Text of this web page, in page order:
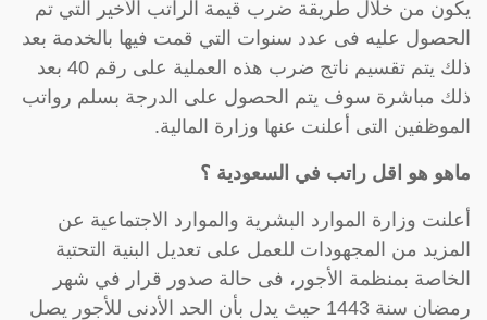
يكون من خلال طريقة ضرب قيمة الراتب الأخير التي تم
الحصول عليه فى عدد سنوات التي قمت فيها بالخدمة بعد
ذلك يتم تقسيم ناتج ضرب هذه العملية على رقم 40 بعد
ذلك مباشرة سوف يتم الحصول على الدرجة بسلم رواتب
الموظفين التى أعلنت عنها وزارة المالية.
ماهو هو اقل راتب في السعودية ؟
أعلنت وزارة الموارد البشرية والموارد الاجتماعية عن
المزيد من المجهودات للعمل على تعديل البنية التحتية
الخاصة بمنظمة الأجور، فى حالة صدور قرار في شهر
رمضان سنة 1443 حيث يدل بأن الحد الأدنى للأجور يصل